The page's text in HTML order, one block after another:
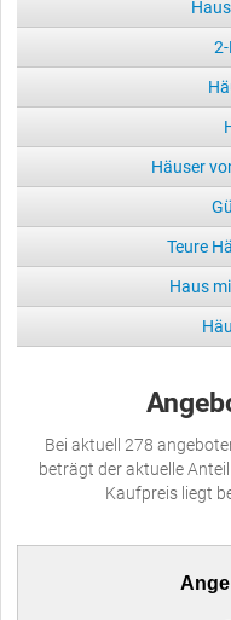
Häuser
Teure
Haus
Bei aktuell 278
beträgt der aktuelle
Kaufpreis liegt